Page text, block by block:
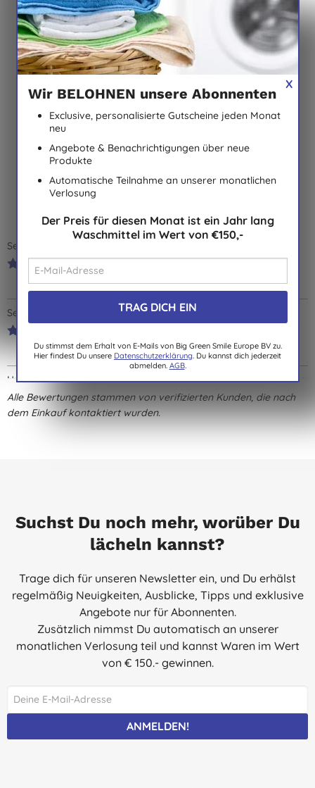
Bambo Nature
Windeln - New Born -
Größe 1 - Packung mit
22 Windeln
5,56 € KAUFEN
Bambo Nature
Windeln -
Frühgeborene - Größe
0 - Packung mit 24
Windeln
10,92 € KAUFEN
Kundenmeinungen
Sehr zu empfehlen!
24.11.2016
Sehr zufrieden!
07.07.2016
Unsere dreijährige Tochter trug die Naty Windeln bereits immer.
Wir sind auf sie gestoßen, da wir ein natürliches Produkt haben
wollten und viele andere Windelprodukte unangenehm
komplett, und das ist gut so!!!
A. A., Bremen
mit das beste was es gibt!!! pampers kann einpacken und vom
preis einwandfrei!!
M. C., Mühlacker
05.04.2014
Alle Bewertungen stammen von verifizierten Kunden, die nach
dem Einkauf kontaktiert wurden.
Suchst Du noch mehr, worüber Du
lächeln kannst?
Trage dich für unseren Newsletter ein, und Du erhälst
regelmäßig Neuigkeiten, Ausblicke, Tipps und exklusive
Angebote nur für Abonnenten.
Zusätzlich nimmst Du automatisch an unserer
monatlichen Verlosung teil und kannst Waren im Wert
von € 150.- gewinnen.
ANMELDEN!
X
Wir BELOHNEN unsere Abonnenten
Exclusive, personalisierte Gutscheine jeden Monat
neu
Angebote & Benachrichtigungen über neue
Produkte
Automatische Teilnahme an unserer monatlichen
Verlosung
Der Preis für diesen Monat ist ein Jahr lang
Waschmittel im Wert von €150,-
Du stimmst dem Erhalt von E-Mails von Big Green Smile Europe BV zu.
Hier findest Du unsere Datenschutzerklärung . Du kannst dich jederzeit
abmelden. AGB.